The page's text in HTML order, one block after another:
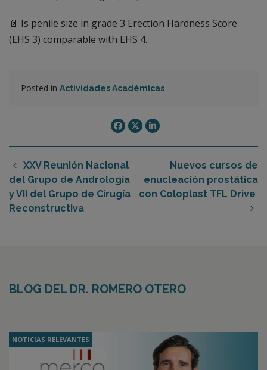
📄 Is penile size in grade 3 Erection Hardness Score
(EHS 3) comparable with EHS 4.
Posted in Actividades Académicas
XXV Reunión Nacional
del Grupo de Andrología
y VII del Grupo de Cirugía
Reconstructiva
Nuevos cursos de
enucleación prostática
con Coloplast TFL Drive
BLOG DEL DR. ROMERO OTERO
NOTICIAS RELEVANTES